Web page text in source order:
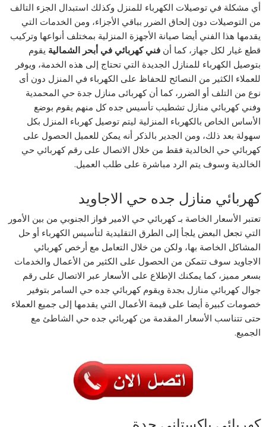
أي مشكلة في توصيلات الكهرباء للمنزل وكذلك استبدال الجزء التالف
من التوصيلات دون إلحاق الضرر بباقي الأجزاء، ومن الخدمات التي
يقدمها هذا الفني أيضا صيانة الأجهزة المنزلية بمختلف أنواعها وتركيب
قطع غيار لكل جهاز، كما أنفني كهربائي في أبحر الشمالية يقوم
بتوصيل الكهرباء للمنازل الجديدة التي تحتاج إلى هذه الخدمة، ويوفر
للعملاء الكثير من النصائح للحفاظ على الكهرباء في المنزل دون أى
نوع من التلف أو الضرر، كما أن كهربائى منازل جدة حي المحمدية
وفني كهربائي منازل تشطيب تأسيس جده كل منهم يقوم بوضع
الأساس الخاص بالكهرباء المنزلية ليتم توصيل كهرباء المنزل بكل
سهولة بعد ذلك، ومن الجدير بالذكر أنه يمكن للعميل الحصول على
كهربائي حي الخالدية فقط من خلال الاتصال على رقم كهربائي حي
الخالدية وسوف يتم الرد مباشرة على طلب العميل.
كهربائي منازل جده حي الاجاويد
تعتبر الأسعار الخاصة بـ كهربائي حي الامير فواز الجنوبي من بين الأمور
التي تجعل البعض يلجأ إلى الطرق التقليدية لتأسيس الكهرباء أو حل
المشاكل الخاصة بها، ولكن من خلال التعامل مع أرخص كهربائي
الاجاويد سوف تتمكن من الحصول على الكثير من الأعمال والخدمات
بسعر مميز، كما يمكنك الإطلاع على الأسعار عبر الاتصال على رقم
جوال كهربائي منازل بجدة ويقوم كهربائي جده حي السامر بتوفير
خصومات كبيرة أيضا على قيمة الأعمال التي يقدمها إلى جميع العملاء
حتى تتناسب الأسعار المقدمة من كهربائي جده حي الشاطئ مع
الجميع.